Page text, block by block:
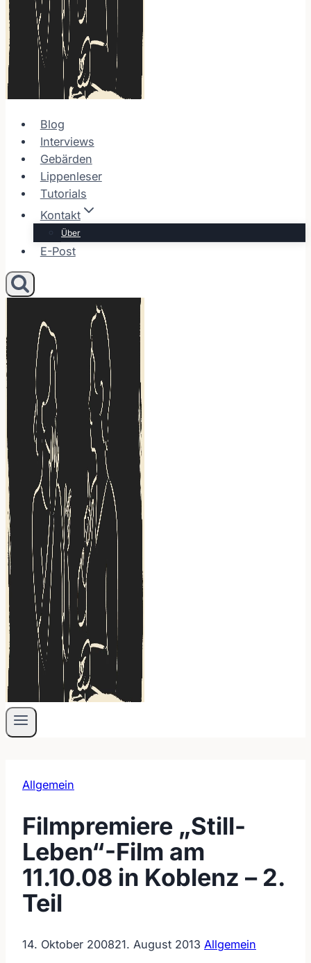
Blog
Interviews
Gebärden
Lippenleser
Tutorials
Kontakt
Über
E-Post
Allgemein
Filmpremiere „Still-
Leben“-Film am
11.10.08 in Koblenz – 2.
Teil
14. Oktober 200821. August 2013 Allgemein